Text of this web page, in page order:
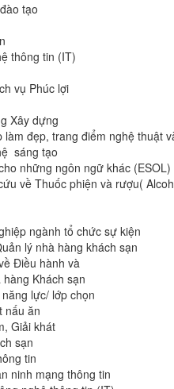
tạo
thông tin (IT)
vụ Phúc lợi
Xây dựng
đẹp, trang điểm nghệ thuật
sáng tạo
những ngôn ngữ khác (ESOL)
về Thuốc phiện và rượu(
ngành tổ chức sự kiện
lý nhà hàng khách sạn
Điều hành và
Khách sạn
lực/ lớp chọn
ăn
Giải khát
sạn
tin
ninh mạng thông tin